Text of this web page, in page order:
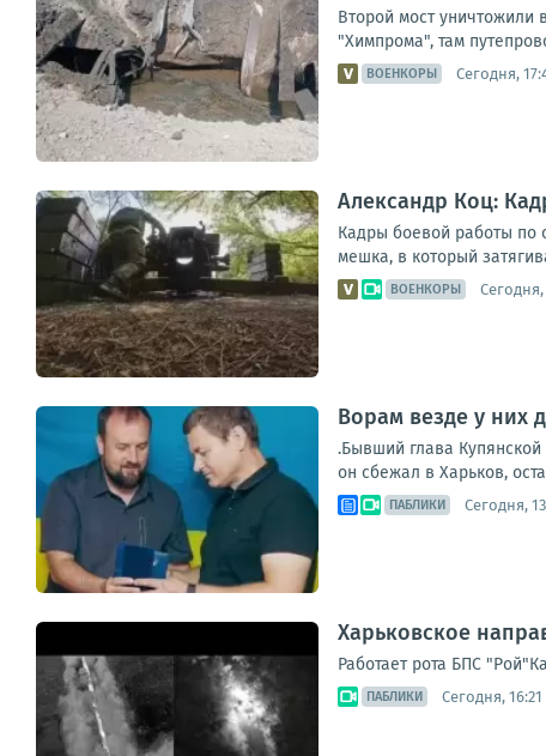
Второй мост уничтожили
"Химпрома", там
ВОЕНКОРЫ Сегодня,
Александр Коц:
Кадры боевой работы по
мешка, в который
ВОЕНКОРЫ Сегодня,
Ворам везде у них
.Бывший глава
он сбежал в Харьков,
ПАБЛИКИ Сегодня,
Харьковское
Работает рота БПС
ПАБЛИКИ Сегодня, 16:21